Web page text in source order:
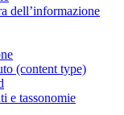
dell’informazione
(content type)
e tassonomie